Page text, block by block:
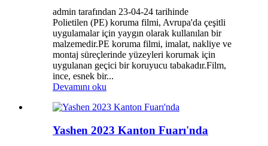
admin tarafından 23-04-24 tarihinde
Polietilen (PE) koruma filmi, Avrupa'da çeşitli
uygulamalar için yaygın olarak kullanılan bir
malzemedir.PE koruma filmi, imalat, nakliye ve
montaj süreçlerinde yüzeyleri korumak için
uygulanan geçici bir koruyucu tabakadır.Film,
ince, esnek bir...
Devamını oku
Yashen 2023 Kanton Fuarı'nda